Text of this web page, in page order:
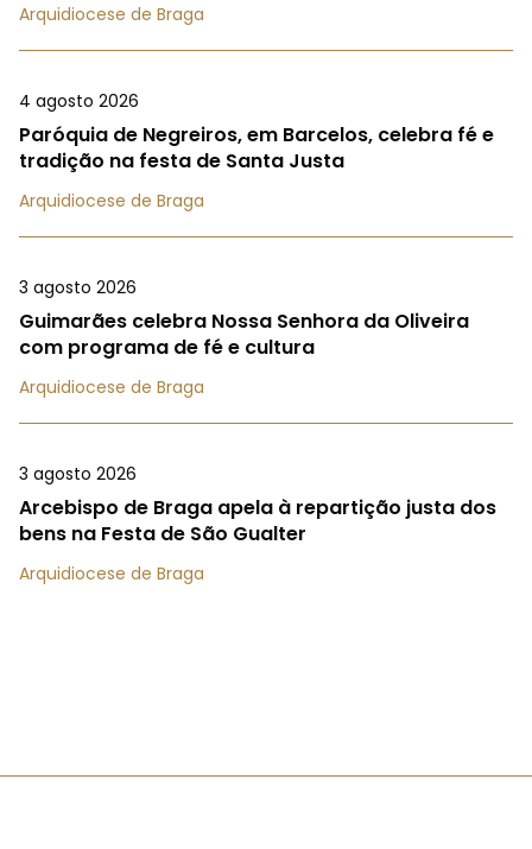
Arquidiocese de Braga
4 agosto 2026
Paróquia de Negreiros, em Barcelos, celebra fé e
tradição na festa de Santa Justa
Arquidiocese de Braga
3 agosto 2026
Guimarães celebra Nossa Senhora da Oliveira
com programa de fé e cultura
Arquidiocese de Braga
3 agosto 2026
Arcebispo de Braga apela à repartição justa dos
bens na Festa de São Gualter
Arquidiocese de Braga